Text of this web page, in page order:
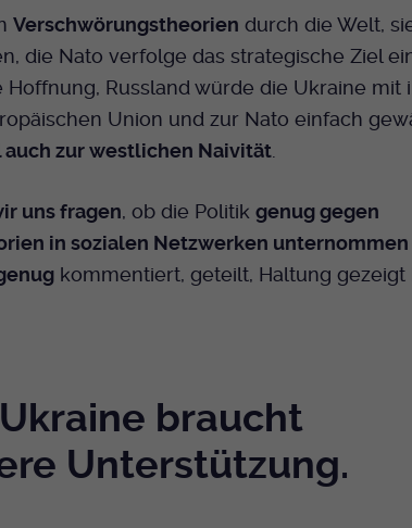
Verschwörungstheorien durch die Welt,
die Nato verfolge das strategische Ziel
Hoffnung, Russland würde die Ukraine mit
Union und zur Nato einfach
zur westlichen Naivität.
uns fragen, ob die Politik genug gegen
in sozialen Netzwerken unternommen
kommentiert, geteilt, Haltung gezeigt
braucht
Unterstützung.